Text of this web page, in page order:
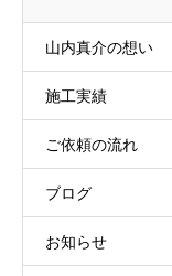
山内真介の想い
施工実績
ご依頼の流れ
ブログ
お知らせ